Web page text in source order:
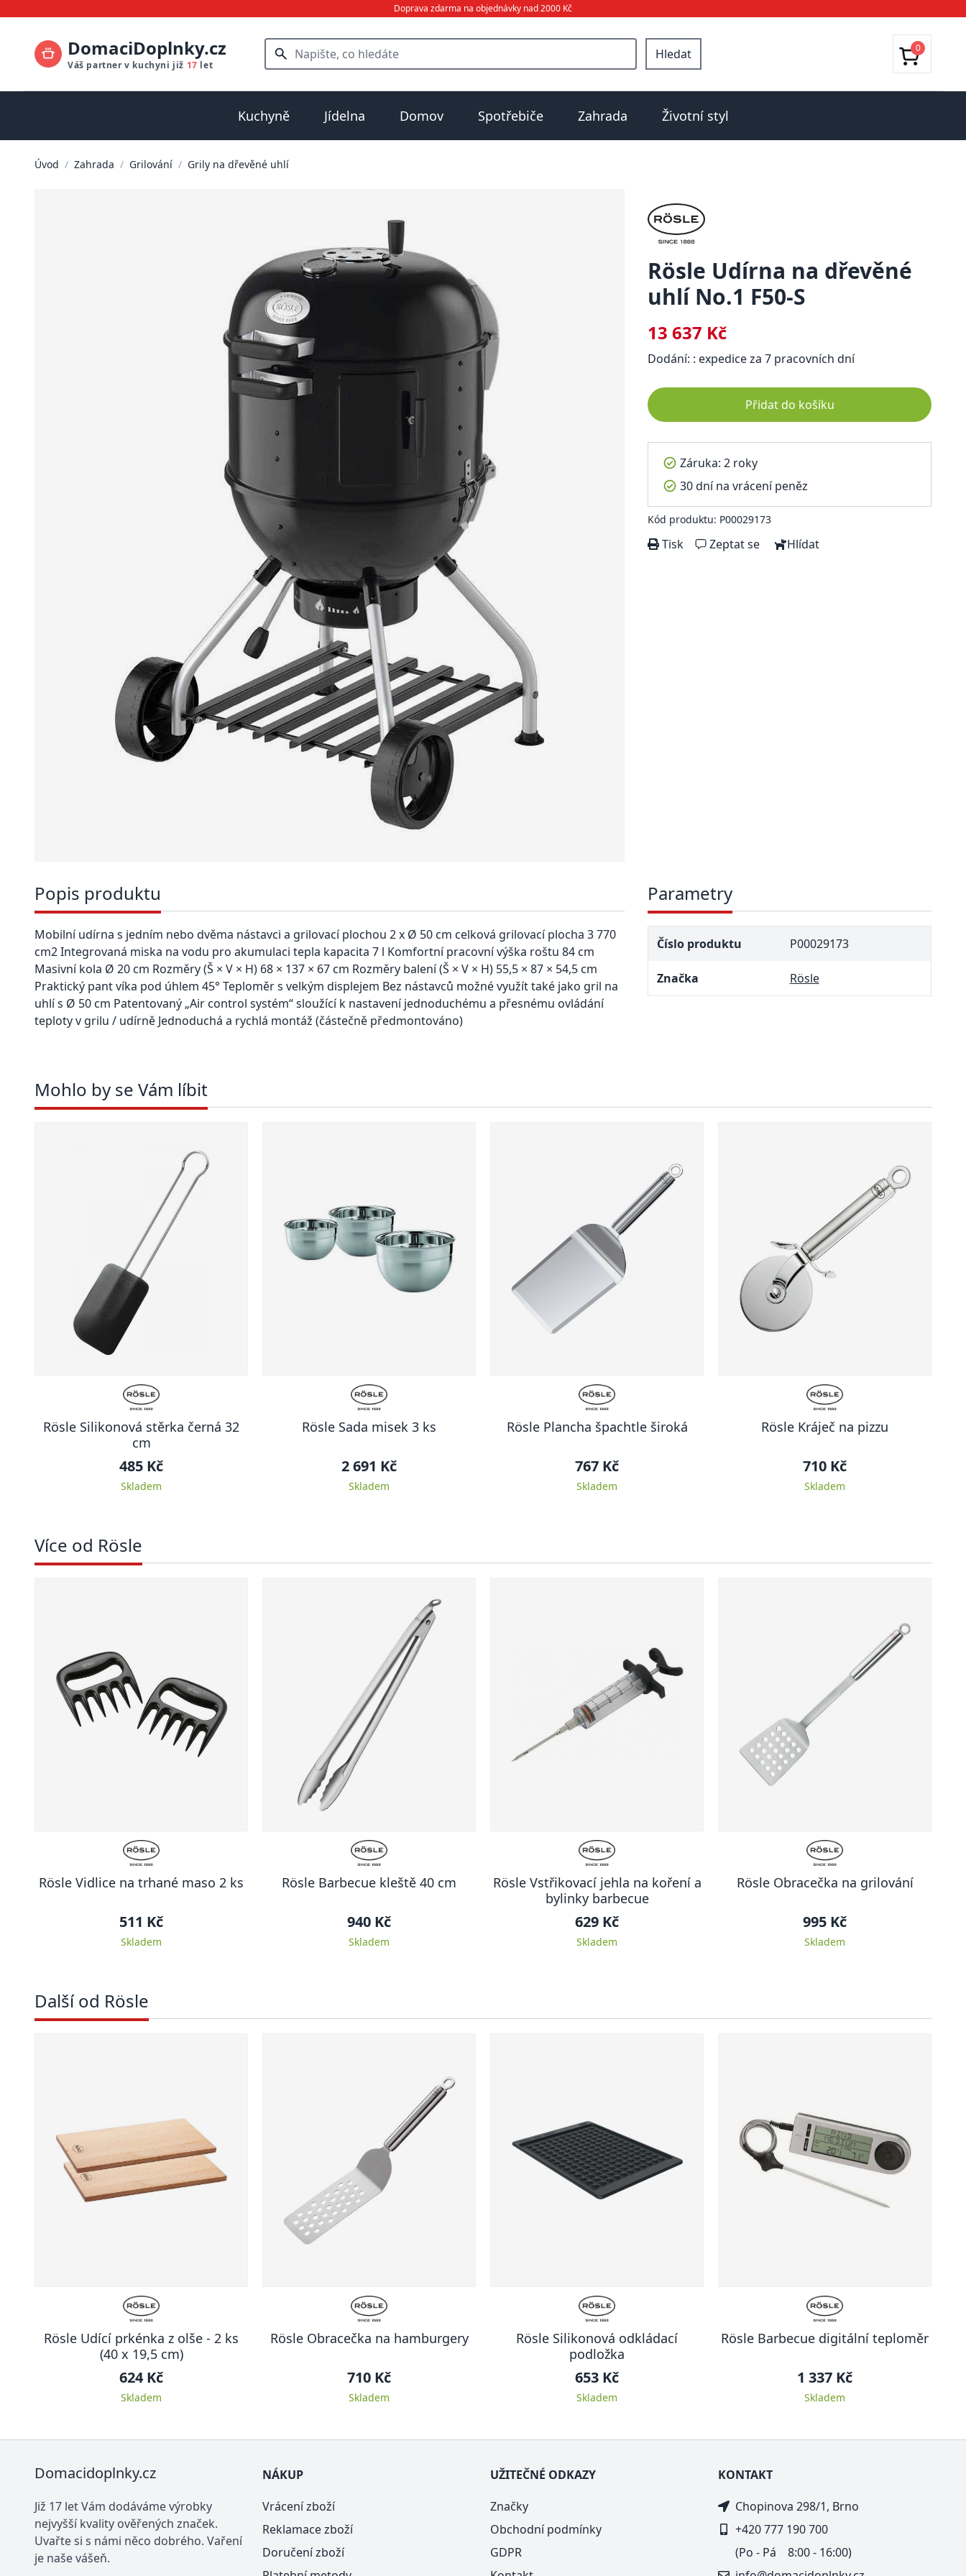
Doprava zdarma na objednávky nad 2000 Kč
DomaciDoplnky.cz
Váš partner v kuchyni již 17 let
Hledat 0
Kuchyně Jídelna Domov Spotřebiče Zahrada Životní styl
Úvod / Zahrada / Grilování / Grily na dřevěné uhlí
Rösle Udírna na dřevěné
uhlí No.1 F50-S
13 637 Kč
Dodání: : expedice za 7 pracovních dní
Přidat do košíku
Záruka: 2 roky
30 dní na vrácení peněz
Kód produktu: P00029173
Tisk Zeptat se Hlídat
Popis produktu
Mobilní udírna s jedním nebo dvěma nástavci a grilovací plochou 2 x Ø 50 cm celková grilovací plocha 3 770
cm2 Integrovaná miska na vodu pro akumulaci tepla kapacita 7 l Komfortní pracovní výška roštu 84 cm
Masivní kola Ø 20 cm Rozměry (Š × V × H) 68 × 137 × 67 cm Rozměry balení (Š × V × H) 55,5 × 87 × 54,5 cm
Praktický pant víka pod úhlem 45° Teploměr s velkým displejem Bez nástavců možné využít také jako gril na
uhlí s Ø 50 cm Patentovaný „Air control systém“ sloužící k nastavení jednoduchému a přesnému ovládání
teploty v grilu / udírně Jednoduchá a rychlá montáž (částečně předmontováno)
Parametry
Číslo produktu P00029173
Značka Rösle
Mohlo by se Vám líbit
Rösle Silikonová stěrka černá 32
cm
485 Kč
Skladem
Rösle Sada misek 3 ks
2 691 Kč
Skladem
Rösle Plancha špachtle široká
767 Kč
Skladem
Rösle Kráječ na pizzu
710 Kč
Skladem
Více od Rösle
Rösle Vidlice na trhané maso 2 ks
511 Kč
Skladem
Rösle Barbecue kleště 40 cm
940 Kč
Skladem
Rösle Vstřikovací jehla na koření a
bylinky barbecue
629 Kč
Skladem
Rösle Obracečka na grilování
995 Kč
Skladem
Další od Rösle
Rösle Udící prkénka z olše - 2 ks
(40 x 19,5 cm)
624 Kč
Skladem
Rösle Obracečka na hamburgery
710 Kč
Skladem
Rösle Silikonová odkládací
podložka
653 Kč
Skladem
Rösle Barbecue digitální teploměr
1 337 Kč
Skladem
Domacidoplnky.cz
Již 17 let Vám dodáváme výrobky
nejvyšší kvality ověřených značek.
Uvařte si s námi něco dobrého. Vaření
je naše vášeň.
NÁKUP
Vrácení zboží
Reklamace zboží
Doručení zboží
UŽITEČNÉ ODKAZY
Značky
Obchodní podmínky
GDPR
KONTAKT
Chopinova 298/1, Brno
+420 777 190 700
(Po - Pá 8:00 - 16:00)